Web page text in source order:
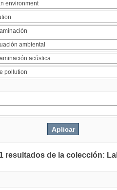
resultados de la colección: